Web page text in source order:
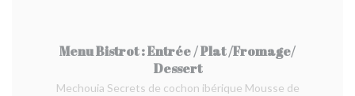
Menu Bistrot : Entrée / Plat /Fromage/
Dessert
Mechouia Secrets de cochon ibérique Mousse de